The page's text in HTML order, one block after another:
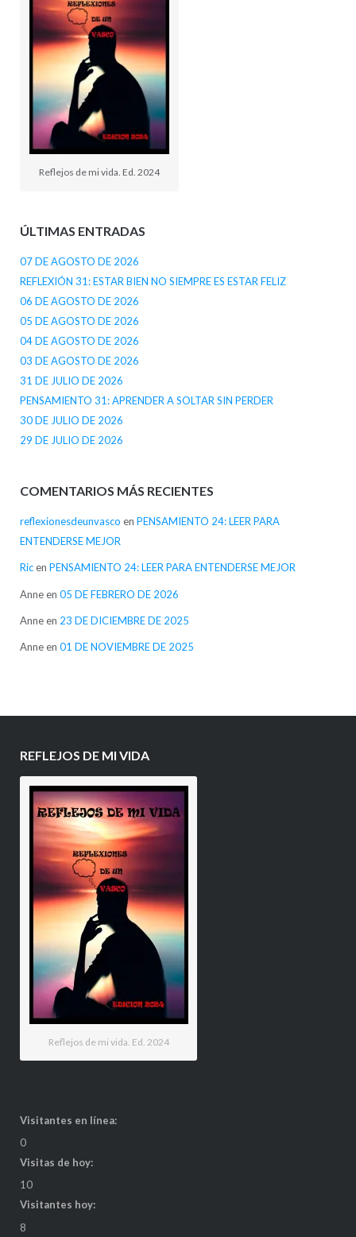
Reflejos de mi vida. Ed. 2024
ÚLTIMAS ENTRADAS
07 DE AGOSTO DE 2026
REFLEXIÓN 31: ESTAR BIEN NO SIEMPRE ES ESTAR FELIZ
06 DE AGOSTO DE 2026
05 DE AGOSTO DE 2026
04 DE AGOSTO DE 2026
03 DE AGOSTO DE 2026
31 DE JULIO DE 2026
PENSAMIENTO 31: APRENDER A SOLTAR SIN PERDER
30 DE JULIO DE 2026
29 DE JULIO DE 2026
COMENTARIOS MÁS RECIENTES
reflexionesdeunvasco en PENSAMIENTO 24: LEER PARA
ENTENDERSE MEJOR
Ricen PENSAMIENTO 24: LEER PARA ENTENDERSE MEJOR
Anneen 05 DE FEBRERO DE 2026
Anneen 23 DE DICIEMBRE DE 2025
Anneen 01 DE NOVIEMBRE DE 2025
REFLEJOS DE MI VIDA
Reflejos de mi vida. Ed. 2024
Visitantes en línea:
0
Visitas de hoy:
10
Visitantes hoy:
8